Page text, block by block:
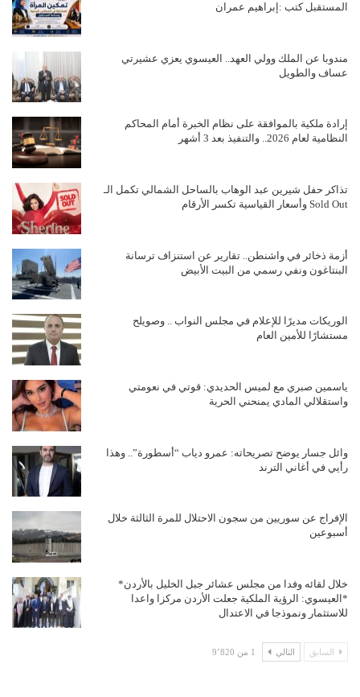
المستقبل كتب :إبراهيم عمران
مندوبا عن الملك وولي العهد.. العيسوي يعزي عشيرتي
عساف والطويل
إرادة ملكية بالموافقة على نظام الخبرة أمام المحاكم
النظامية لعام 2026.. والتنفيذ بعد 3 أشهر
تذاكر حفل شيرين عبد الوهاب بالساحل الشمالي تكمل الـ
Sold Out وأسعار القياسية تكسر الأرقام
أزمة ذخائر في واشنطن.. تقارير عن استنزاف ترسانة
البنتاغون ونفي رسمي من البيت الأبيض
الوريكات مديرًا للإعلام في مجلس النواب .. وصويلح
مستشارًا للأمين العام
ياسمين صبري مع لميس الحديدي: قوتي في نعومتي
واستقلالي المادي يمنحني الحرية
وائل جسار يوضح تصريحاته: عمرو دياب “أسطورة”.. وهذا
رأيي في أغاني الترند
الإفراج عن سوريين من سجون الاحتلال للمرة الثالثة خلال
أسبوعين
خلال لقائه وفدا من مجلس عشائر جبل الخليل بالأردن*
*العيسوي: الرؤية الملكية جعلت الأردن مركزا واعدا
للاستثمار ونموذجا في الاعتدال
السابق التالي 1 من 9٬820